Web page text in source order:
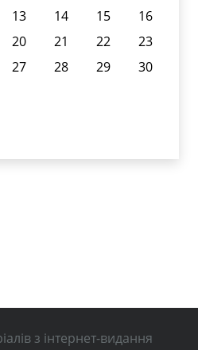
13 14 15
16
20 21 22
23
27 28 29
30
з інтернет-видання